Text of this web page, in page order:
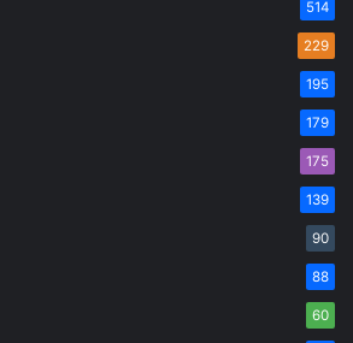
514
229
195
179
175
139
90
88
60